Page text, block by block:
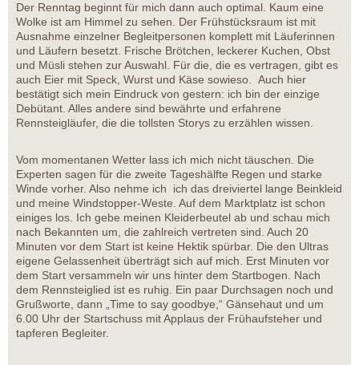
Der Renntag beginnt für mich dann auch optimal. Kaum eine
Wolke ist am Himmel zu sehen. Der Frühstücksraum ist mit
Ausnahme einzelner Begleitpersonen komplett mit Läuferinnen
und Läufern besetzt. Frische Brötchen, leckerer Kuchen, Obst
und Müsli stehen zur Auswahl. Für die, die es vertragen, gibt es
auch Eier mit Speck, Wurst und Käse sowieso. Auch hier
bestätigt sich mein Eindruck von gestern: ich bin der einzige
Debütant. Alles andere sind bewährte und erfahrene
Rennsteigläufer, die die tollsten Storys zu erzählen wissen.
Vom momentanen Wetter lass ich mich nicht täuschen. Die
Experten sagen für die zweite Tageshälfte Regen und starke
Winde vorher. Also nehme ich ich das dreiviertel lange Beinkleid
und meine Windstopper-Weste. Auf dem Marktplatz ist schon
einiges los. Ich gebe meinen Kleiderbeutel ab und schau mich
nach Bekannten um, die zahlreich vertreten sind. Auch 20
Minuten vor dem Start ist keine Hektik spürbar. Die den Ultras
eigene Gelassenheit überträgt sich auf mich. Erst Minuten vor
dem Start versammeln wir uns hinter dem Startbogen. Nach
dem Rennsteiglied ist es ruhig. Ein paar Durchsagen noch und
Grußworte, dann „Time to say goodbye,“ Gänsehaut und um
6.00 Uhr der Startschuss mit Applaus der Frühaufsteher und
tapferen Begleiter.